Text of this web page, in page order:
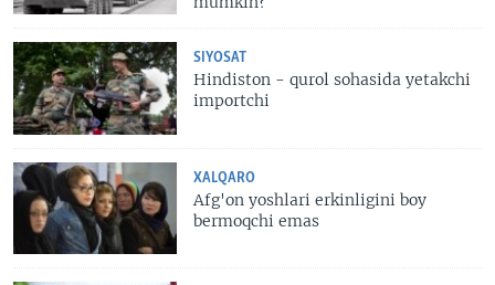
SIYOSAT
Hindiston - qurol sohasida yetakchi
importchi
XALQARO
Afg'on yoshlari erkinligini boy
bermoqchi emas